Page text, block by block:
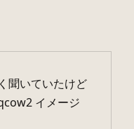
聞いていたけど
イメージ